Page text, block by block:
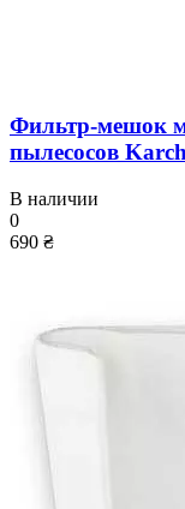
Фильтр-мешок
пылесосов
В наличии
0
690 ₴